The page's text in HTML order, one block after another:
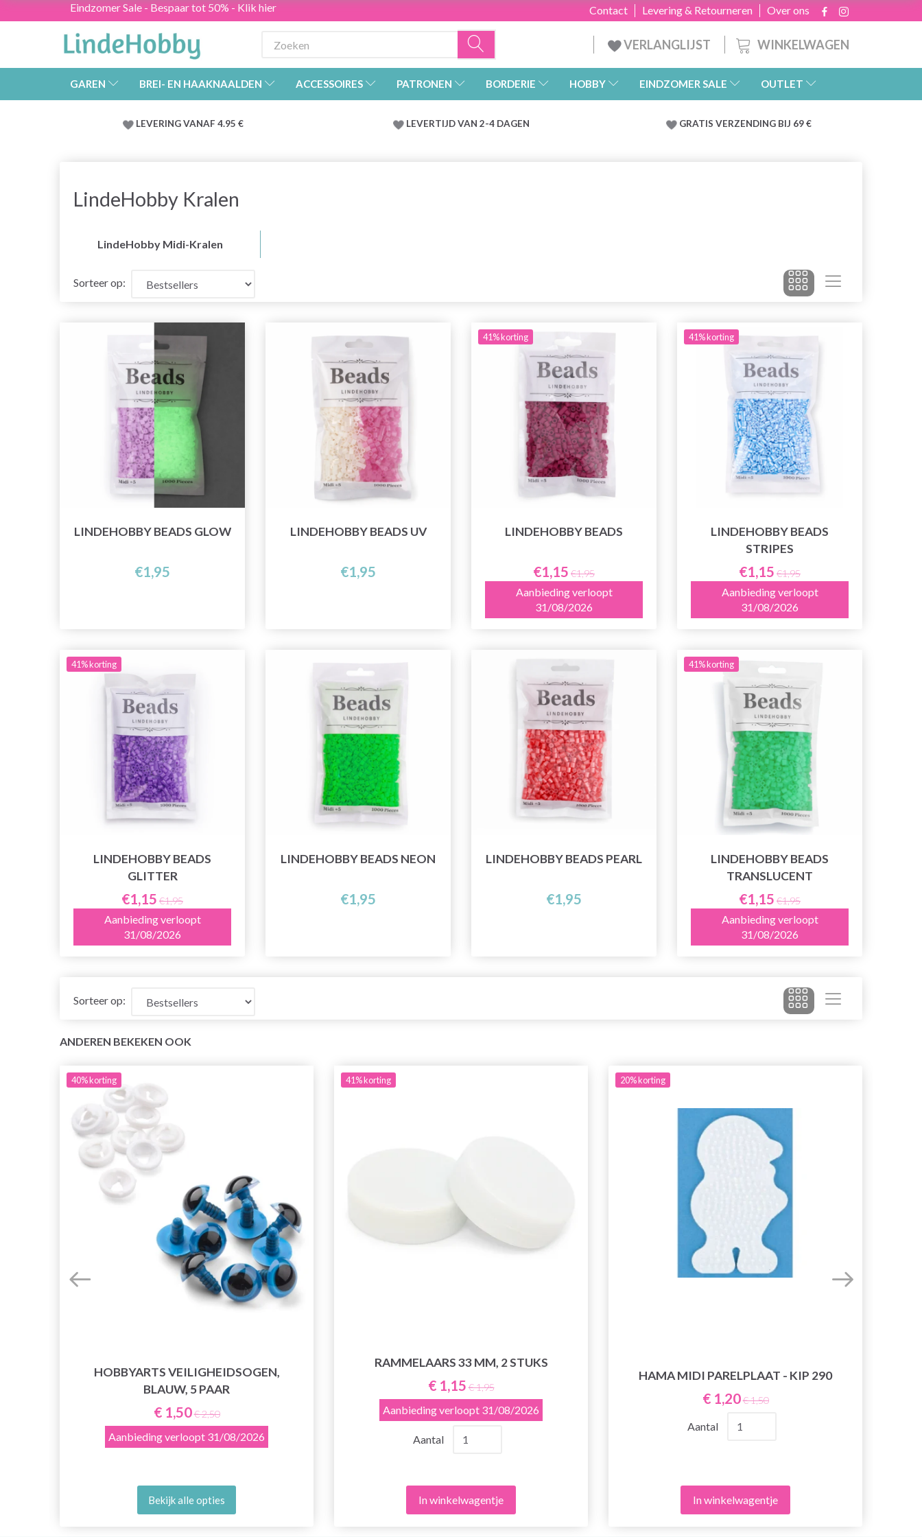
Eindzomer Sale - Bespaar tot 50% - Klik hier Over ons
Levering & Retourneren
Contact
WINKELWAGEN
VERLANGLIJST
GAREN BREI- EN HAAKNAALDEN ACCESSOIRES PATRONEN BORDERIE HOBBY EINDZOMER SALE OUTLET
LEVERING VANAF 4.95 € LEVERTIJD VAN 2-4 DAGEN GRATIS VERZENDING BIJ 69 €
LindeHobby Kralen
LindeHobby Midi-Kralen
Sorteer op:
LINDEHOBBY BEADS GLOW
€1,95
LINDEHOBBY BEADS UV
€1,95
41% korting
LINDEHOBBY BEADS
€1,15 €1,95
Aanbieding verloopt
31/08/2026
41% korting
LINDEHOBBY BEADS
STRIPES
€1,15 €1,95
Aanbieding verloopt
31/08/2026
41% korting
LINDEHOBBY BEADS
GLITTER
€1,15 €1,95
Aanbieding verloopt
31/08/2026
LINDEHOBBY BEADS NEON
€1,95
LINDEHOBBY BEADS PEARL
€1,95
41% korting
LINDEHOBBY BEADS
TRANSLUCENT
€1,15 €1,95
Aanbieding verloopt
31/08/2026
Sorteer op:
ANDEREN BEKEKEN OOK
40%korting
HOBBYARTS VEILIGHEIDSOGEN,
BLAUW, 5 PAAR
€ 1,50€ 2,50
Aanbieding verloopt 31/08/2026
Bekijk alle opties
41%korting
RAMMELAARS 33 MM, 2 STUKS
€ 1,15 € 1,95
Aanbieding verloopt 31/08/2026
Aantal
In winkelwagentje
20%korting
HAMA MIDI PARELPLAAT - KIP 290
€ 1,20€ 1,50
Aantal
In winkelwagentje